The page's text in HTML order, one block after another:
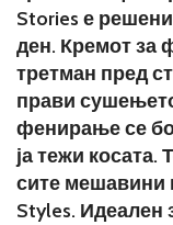
Stories е
ден. Кремот за
третман пред
прави
фенирање се
ја тежи косата.
сите мешавини
Styles. Идеален